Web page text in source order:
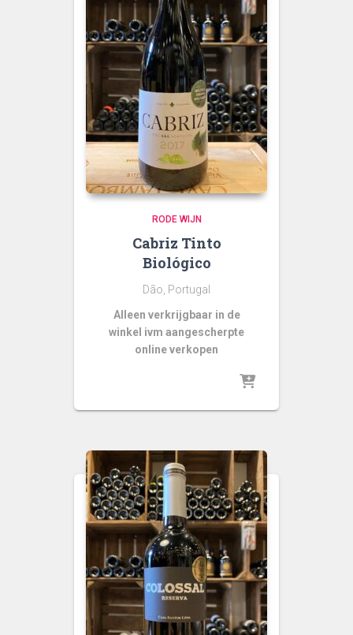
RODE WIJN
Cabriz Tinto
Biológico
Dão, Portugal
Alleen verkrijgbaar in de
winkel ivm aangescherpte
online verkopen